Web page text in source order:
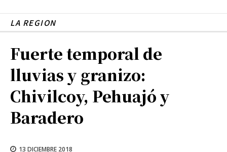
LA REGION
Fuerte temporal de
lluvias y granizo:
Chivilcoy, Pehuajó y
Baradero
13 DICIEMBRE 2018